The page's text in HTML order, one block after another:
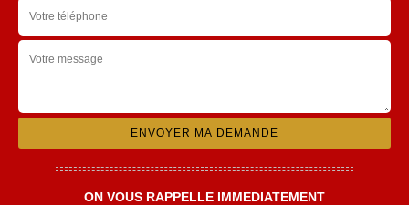
ON VOUS RAPPELLE IMMEDIATEMENT